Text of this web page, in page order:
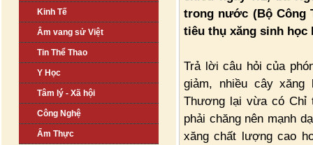
Kinh Tế
Âm vang sử Việt
Tin Thể Thao
Y Học
Tâm lý - Xã hội
Công Nghệ
Ẩm Thực
trong nước (Bộ Công
tiêu thụ xăng sinh học
Trả lời câu hỏi của
giảm, nhiều cây xăng
Thương lại vừa có Chỉ
phải chăng nên mạnh
xăng chất lượng cao